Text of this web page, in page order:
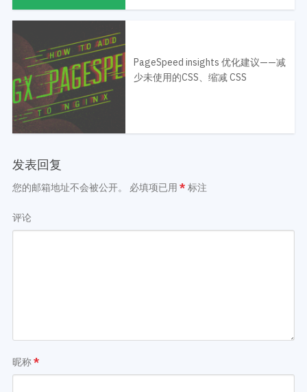
PageSpeed insights 优化建议——减
少未使用的CSS、缩减 CSS
发表回复
您的邮箱地址不会被公开。 必填项已用 * 标注
评论
昵称*